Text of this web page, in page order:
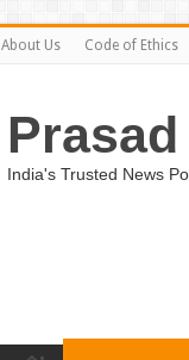
About Us Code of Ethics
India's Trusted News